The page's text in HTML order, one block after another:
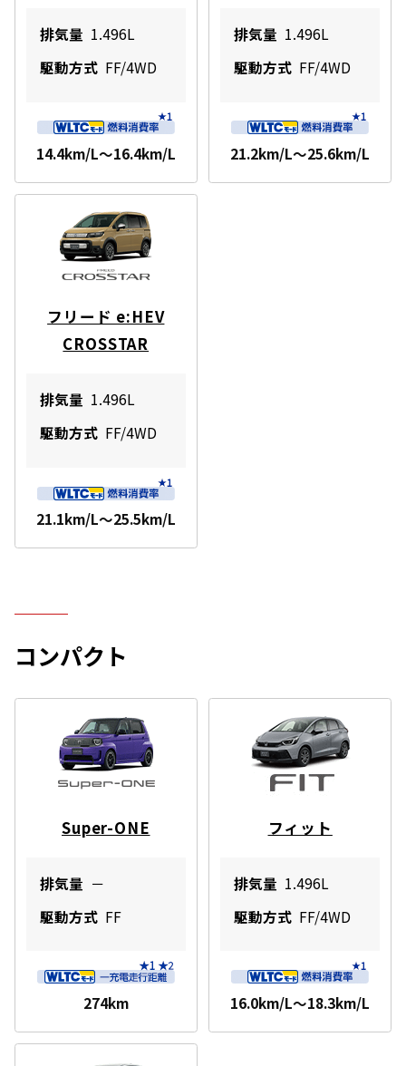
排気量 1.496L
駆動方式 FF/4WD
14.4km/L～16.4km/L
排気量 1.496L
駆動方式 FF/4WD
21.2km/L～25.6km/L
フリード e:HEV
CROSSTAR
排気量 1.496L
駆動方式 FF/4WD
21.1km/L～25.5km/L
コンパクト
Super-ONE
排気量 －
駆動方式 FF
274km
フィット
排気量 1.496L
駆動方式 FF/4WD
16.0km/L～18.3km/L